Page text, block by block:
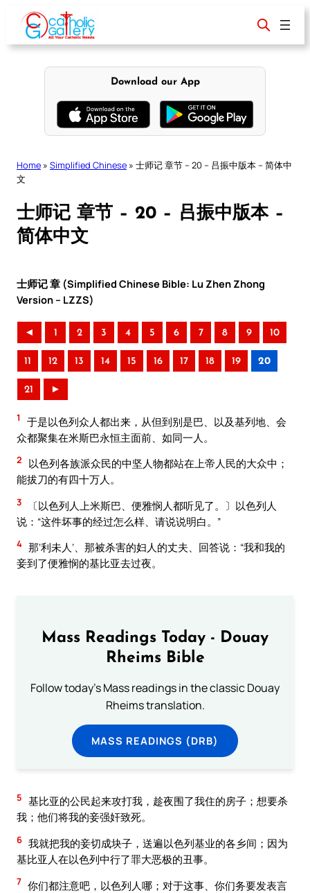
content
Download our App
Home » Simplified Chinese » 士师记 章节 – 20 – 吕振中版本 – 简体中
文
士师记 章节 – 20 – 吕振中版本 –
简体中文
士师记 章 (Simplified Chinese Bible: Lu Zhen Zhong
Version – LZZS)
◄ 1 2 3 4 5 6 7 8 9 10
11 12 13 14 15 16 17 18 19 20
21 ►
1
于是以色列众人都出来，从但到别是巴、以及基列地、会
众都聚集在米斯巴永恒主面前、如同一人。
2
以色列各族派众民的中坚人物都站在上帝人民的大众中；
能拔刀的有四十万人。
3
〔以色列人上米斯巴、便雅悯人都听见了。〕以色列人
说：“这件坏事的经过怎么样、请说说明白。”
4 那‘利未人’、那被杀害的妇人的丈夫、回答说：“我和我的
妾到了便雅悯的基比亚去过夜。
Mass Readings Today - Douay
Rheims Bible
Follow today's Mass readings in the classic Douay
Rheims translation.
MASS READINGS (DRB)
5 基比亚的公民起来攻打我，趁夜围了我住的房子；想要杀
我；他们将我的妾强奸致死。
6 我就把我的妾切成块子，送遍以色列基业的各乡间；因为
基比亚人在以色列中行了罪大恶极的丑事。
7 你们都注意吧，以色列人哪；对于这事、你们务要发表言